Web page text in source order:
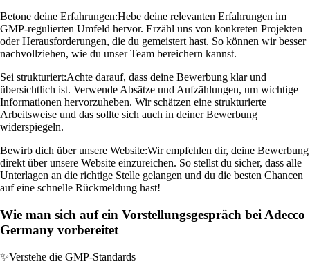
Betone deine Erfahrungen:Hebe deine relevanten Erfahrungen im
GMP-regulierten Umfeld hervor. Erzähl uns von konkreten Projekten
oder Herausforderungen, die du gemeistert hast. So können wir besser
nachvollziehen, wie du unser Team bereichern kannst.
Sei strukturiert:Achte darauf, dass deine Bewerbung klar und
übersichtlich ist. Verwende Absätze und Aufzählungen, um wichtige
Informationen hervorzuheben. Wir schätzen eine strukturierte
Arbeitsweise und das sollte sich auch in deiner Bewerbung
widerspiegeln.
Bewirb dich über unsere Website:Wir empfehlen dir, deine Bewerbung
direkt über unsere Website einzureichen. So stellst du sicher, dass alle
Unterlagen an die richtige Stelle gelangen und du die besten Chancen
auf eine schnelle Rückmeldung hast!
Wie man sich auf ein Vorstellungsgespräch bei Adecco
Germany vorbereitet
✨Verstehe die GMP-Standards